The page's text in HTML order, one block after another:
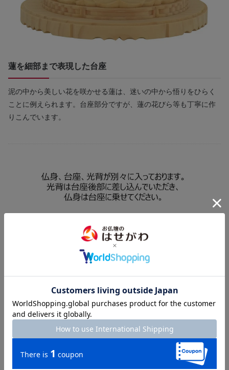
蓮を細部まで表現した台座
泥の中から美しい花を咲かせる蓮は、迷いの中から悟りをひらく
ことに例えられます。台座部分ですが、蓮の花びら等も丁寧に作
りこんでいます。